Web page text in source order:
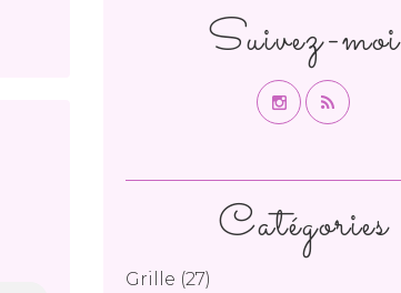
Catégories
Grille (27)
Suivez-moi